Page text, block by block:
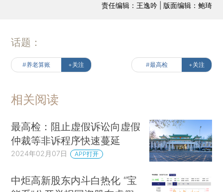
责任编辑：王逸吟 | 版面编辑：鲍琦
话题：
#养老算账 +关注 #最高检 +关注
相关阅读
最高检：阻止虚假诉讼向虚假
仲裁等非诉程序快速蔓延
2024年02月07日 APP打开
中炬高新股东内斗白热化 “宝